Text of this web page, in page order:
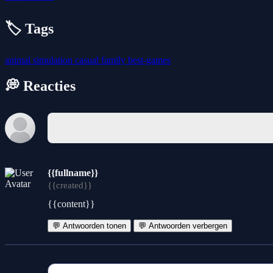
🏷️ Tags
animal simulation casual family best-games
💭 Reacties
{{fullname}}
{{created}}
{{content}}
💬 Antwoorden tonen 💬 Antwoorden verbergen